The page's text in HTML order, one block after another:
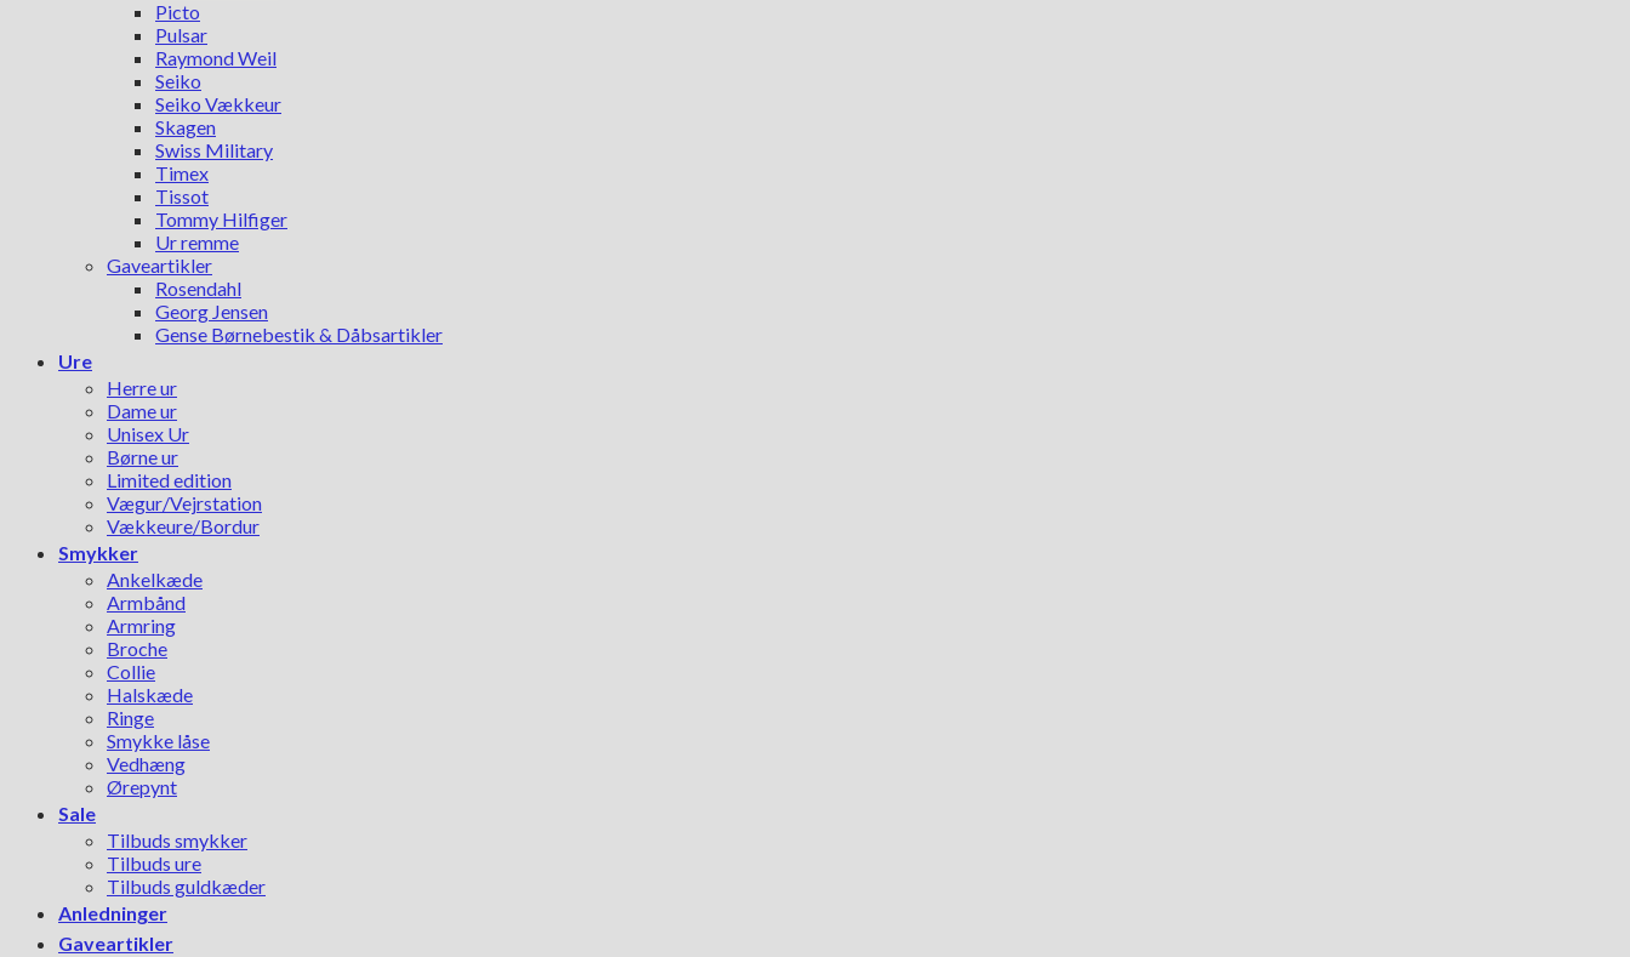
Picto
Pulsar
Raymond Weil
Seiko
Seiko Vækkeur
Skagen
Swiss Military
Timex
Tissot
Tommy Hilfiger
Ur remme
Gaveartikler
Rosendahl
Georg Jensen
Gense Børnebestik & Dåbsartikler
Ure
Herre ur
Dame ur
Unisex Ur
Børne ur
Limited edition
Vægur/Vejrstation
Vækkeure/Bordur
Smykker
Ankelkæde
Armbånd
Armring
Broche
Collie
Halskæde
Ringe
Smykke låse
Vedhæng
Ørepynt
Sale
Tilbuds smykker
Tilbuds ure
Tilbuds guldkæder
Anledninger
Gaveartikler